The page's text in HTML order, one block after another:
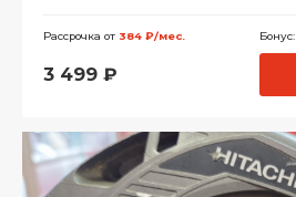
Рассрочка от 384 ₽/мес. Бонус:
3 499 ₽